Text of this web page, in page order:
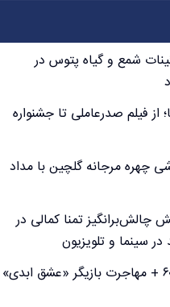
شمع و گیاه پتوس در
فیلم صدرعاملی تا جشنواره
چهره مرجانه گلچین با مداد
چالش‌برانگیز تمنا کمالی در
سینما و تلویزیون
تیپ خاص پرستو صالحی در دهه ۶۰ + مهاجرت بازیگر «عشق ابدی»